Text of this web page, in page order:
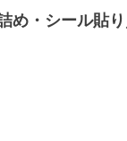
め・シール貼